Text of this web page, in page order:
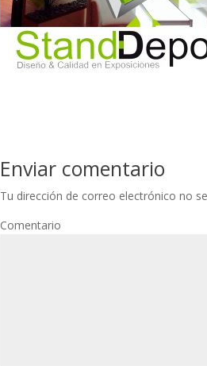
Enviar comentario
Tu dirección de correo electrónico no
Comentario